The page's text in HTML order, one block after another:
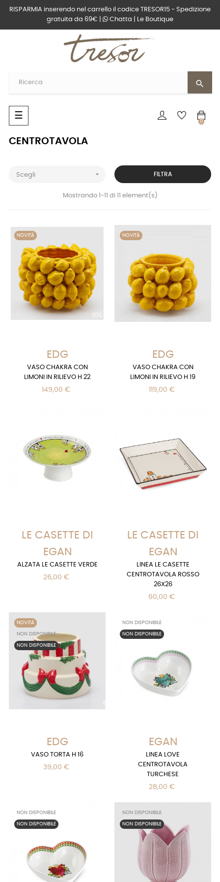
RISPARMIA inserendo nel carrello il codice TRESOR15 - Spedizione
gratuita da 69€ |
Chatta Le Boutique
search
navigazione
Toggle
☰
0
CENTROTAVOLA
Scegli  FILTRA
Mostrando 1-11 di 11 element(s)
NOVITÀ
EDG
VASO CHAKRA CON
LIMONI IN RILIEVO H 22
149,00 €
NOVITÀ
EDG
VASO CHAKRA CON
LIMONI IN RILIEVO H 19
119,00 €
LE CASETTE DI
EGAN
ALZATA LE CASETTE VERDE
26,00 €
LE CASETTE DI
EGAN
LINEA LE CASETTE
CENTROTAVOLA ROSSO
26X26
60,00 €
NOVITÀ
NON DISPONIBILE
NON DISPONIBILE
EDG
VASO TORTA H 16
39,00 €
NON DISPONIBILE
NON DISPONIBILE
EGAN
LINEA LOVE
CENTROTAVOLA
TURCHESE
28,00 €
NON DISPONIBILE
NON DISPONIBILE
NON DISPONIBILE
NON DISPONIBILE